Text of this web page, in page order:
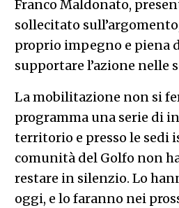
Franco Maldonato,
sollecitato
proprio impegno e piena
supportare l’azione nelle
La mobilitazione non si
programma una serie di
territorio e presso le sedi
comunità del Golfo non
restare in silenzio. Lo
oggi, e lo faranno nei